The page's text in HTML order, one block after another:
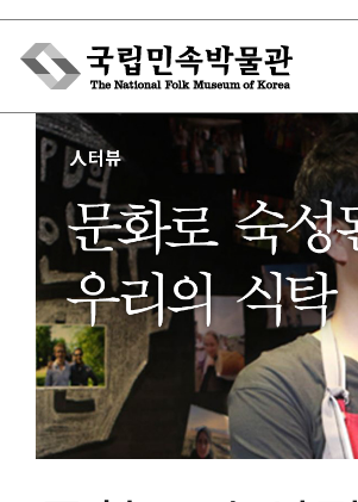
Skip
content
박물관에서는
민속이야기
민속 인사이드
원문보기 PDF